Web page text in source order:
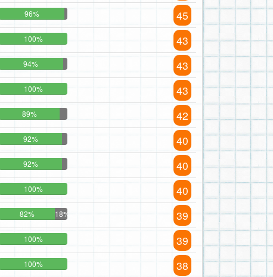
96% 45
100% 43
94% 43
100% 43
89% 42
92% 40
92% 40
100% 40
82% 18% 39
100% 39
100% 38